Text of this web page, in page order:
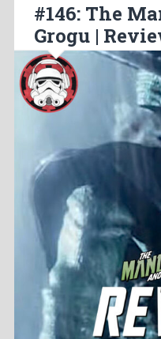
#146: The
Grogu |